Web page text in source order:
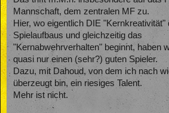
Mannschaft, dem zentralen MF zu.
Hier, wo eigentlich DIE "Kernkreativität"
Spielaufbaus und gleichzeitig das
"Kernabwehrverhalten" beginnt, haben
quasi nur einen (sehr?) guten Spieler.
Dazu, mit Dahoud, von dem ich nach
überzeugt bin, ein riesiges Talent.
Mehr ist nicht.